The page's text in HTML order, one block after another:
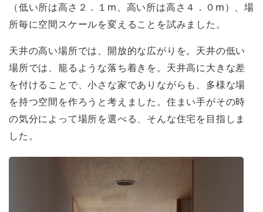
（低い所は高さ２．１m、高い所は高さ４．０m）、場
所毎に空間スケールを変えることを試みました。
天井の高い場所では、開放的な広がりを。天井の低い
場所では、籠るような落ち着きを。天井高に大きな差
を付けることで、小さな家でありながらも、多様な場
を持つ空間を作ろうと考えました。住まい手がその時
の気分によって場所を選べる、そんな住宅を目指しま
した。